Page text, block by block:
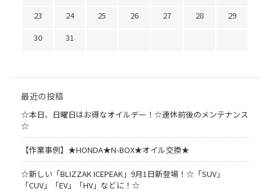
23
24 25 26 27 28
29
30
31
最近の投稿
☆本日、日曜日はお得なオイルデー！☆連休前後のメンテナンス
☆
【作業事例】★HONDA★N-BOX★オイル交換★
☆新しい「BLIZZAK ICEPEAK」9月1日新登場！☆「SUV」
「CUV」「EV」「HV」などに！☆